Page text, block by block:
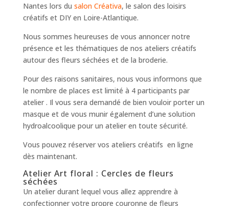
Nantes lors du salon Créativa, le salon des loisirs
créatifs et DIY en Loire-Atlantique.
Nous sommes heureuses de vous annoncer notre
présence et les thématiques de nos ateliers créatifs
autour des fleurs séchées et de la broderie.
Pour des raisons sanitaires, nous vous informons que
le nombre de places est limité à 4 participants par
atelier . Il vous sera demandé de bien vouloir porter un
masque et de vous munir également d’une solution
hydroalcoolique pour un atelier en toute sécurité.
Vous pouvez réserver vos ateliers créatifs en ligne
dès maintenant.
Atelier Art floral : Cercles de fleurs
séchées
Un atelier durant lequel vous allez apprendre à
confectionner votre propre couronne de fleurs